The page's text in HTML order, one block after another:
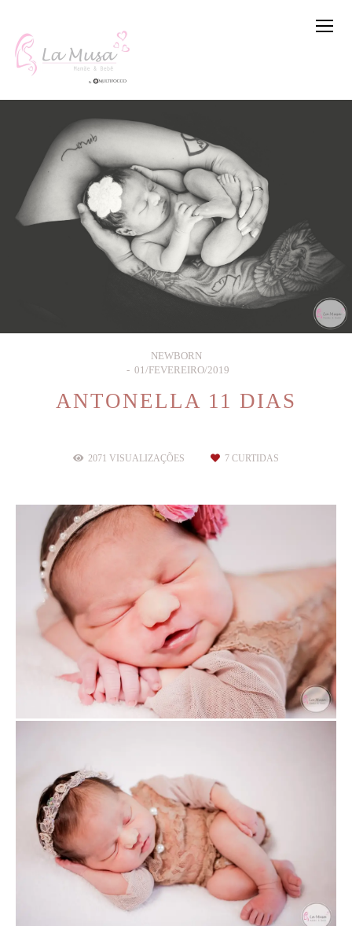
NEWBORN
01/FEVEREIRO/2019
ANTONELLA 11 DIAS
2071 VISUALIZAÇÕES 7 CURTIDAS